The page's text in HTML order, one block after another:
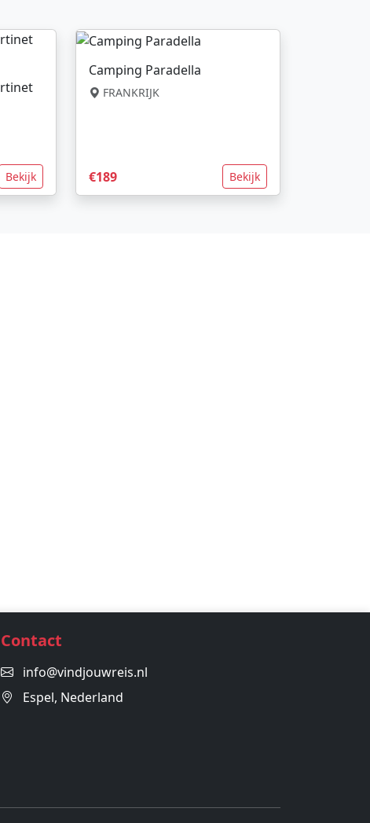
Bekijk
Camping Paradella
FRANKRIJK
€189 Bekijk
Contact
info@vindjouwreis.nl
Espel, Nederland